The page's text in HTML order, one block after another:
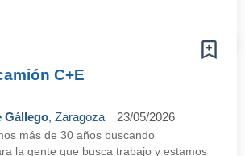
C+E
Gállego, Zaragoza 23/05/2026
más de 30 años buscando
la gente que busca trabajo y estamos